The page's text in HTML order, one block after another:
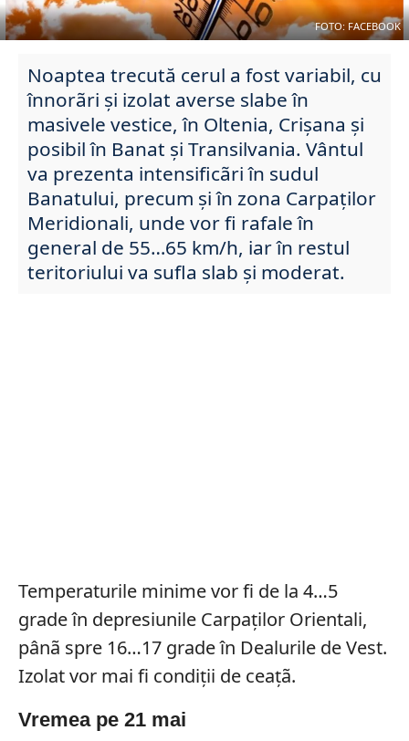
FOTO: FACEBOOK
Noaptea trecută cerul a fost variabil, cu
înnorãri şi izolat averse slabe în
masivele vestice, în Oltenia, Crişana şi
posibil în Banat şi Transilvania. Vântul
va prezenta intensificãri în sudul
Banatului, precum şi în zona Carpaţilor
Meridionali, unde vor fi rafale în
general de 55…65 km/h, iar în restul
teritoriului va sufla slab şi moderat.
Temperaturile minime vor fi de la 4…5
grade în depresiunile Carpaţilor Orientali,
pânã spre 16…17 grade în Dealurile de Vest.
Izolat vor mai fi condiţii de ceaţã.
Vremea pe 21 mai